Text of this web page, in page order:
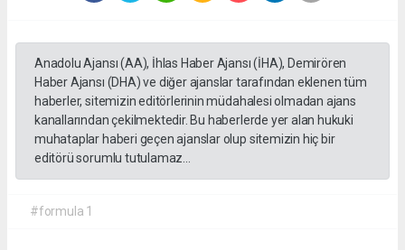
Anadolu Ajansı (AA), İhlas Haber Ajansı (İHA), Demirören
Haber Ajansı (DHA) ve diğer ajanslar tarafından eklenen tüm
haberler, sitemizin editörlerinin müdahalesi olmadan ajans
kanallarından çekilmektedir. Bu haberlerde yer alan hukuki
muhataplar haberi geçen ajanslar olup sitemizin hiç bir
editörü sorumlu tutulamaz...
#formula 1